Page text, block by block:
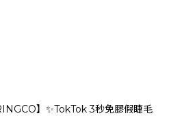
】✨TokTok 3秒免膠假睫毛